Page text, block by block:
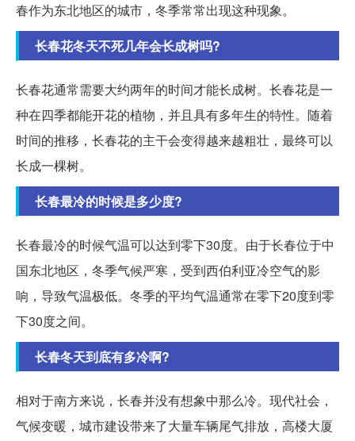
春作为东北地区的城市，冬季常常出现这种现象。
长春花冬天不死几年会长成树吗?
长春花通常需要大约两年的时间才能长成树。长春花是一
种在四季都能开花的植物，并且具有多年生的特性。随着
时间的推移，长春花的主干会变得越来越粗壮，最终可以
长成一棵树。
长春最冷的时候是多少度?
长春最冷的时候气温可以达到零下30度。由于长春位于中
国东北地区，冬季气候严寒，受到西伯利亚冷空气的影
响，导致气温极低。冬季的平均气温通常在零下20度到零
下30度之间。
长春冬天到底有多冷啊?
相对于南方来说，长春并没有想象中那么冷。现代社会，
气候变暖，城市建设带来了大量车辆尾气排放，高楼大厦